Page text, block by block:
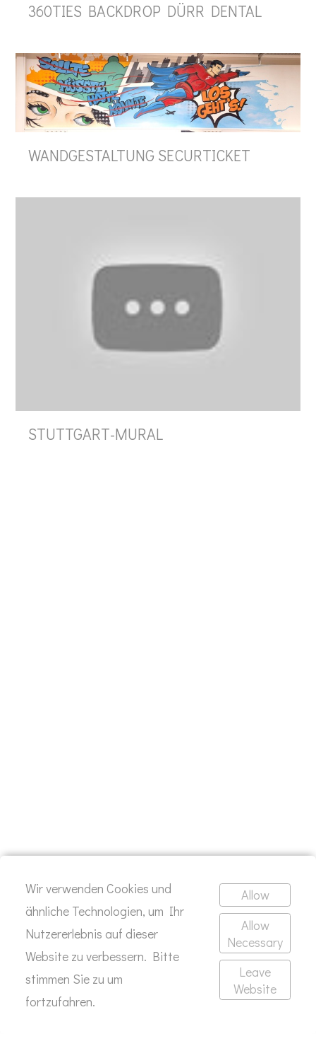
360TIES BACKDROP DÜRR DENTAL
WANDGESTALTUNG SECURTICKET
STUTTGART-MURAL
Ideas become clearer when
shaped with intention. I create
work that speaks with purpose,
Wir verwenden Cookies und
ähnliche Technologien, um Ihr
Nutzererlebnis auf dieser
Website zu verbessern. Bitte
stimmen Sie zu um
fortzufahren.
Allow
Allow
Necessary
Leave
Website